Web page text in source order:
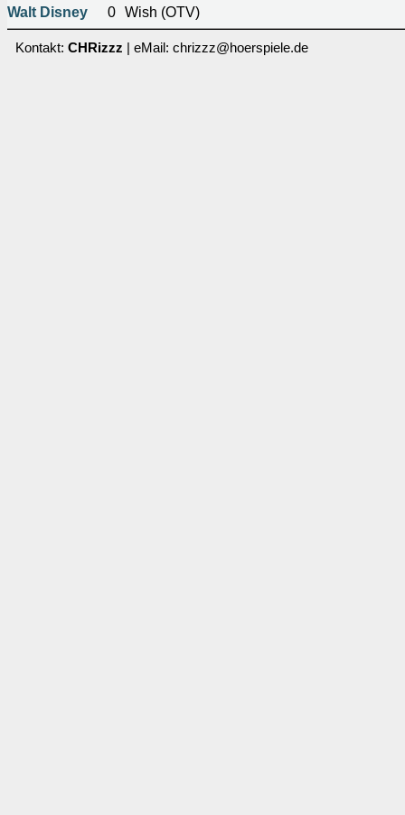
Walt Disney 0 Wish (OTV)
Kontakt: CHRizzz | eMail: chrizzz@hoerspiele.de